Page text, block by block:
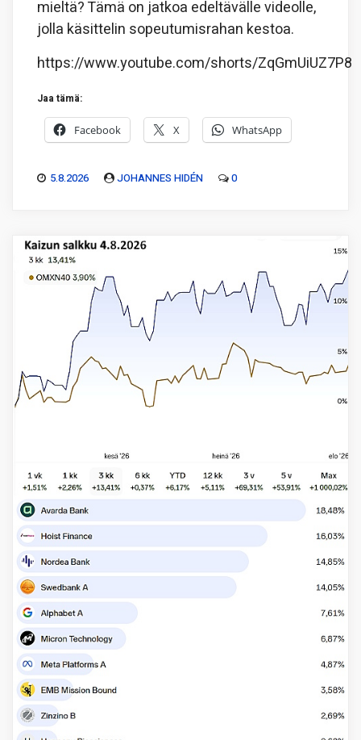
mieltä? Tämä on jatkoa edeltävälle videolle,
jolla käsittelin sopeutumisrahan kestoa.
https://www.youtube.com/shorts/ZqGmUiUZ7P8
Jaa tämä:
Facebook X WhatsApp
5.8.2026 JOHANNES HIDÉN 0